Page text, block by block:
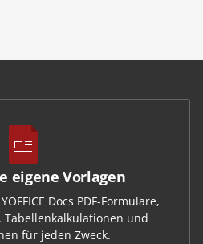
eigene Vorlagen
Docs PDF-Formulare,
Tabellenkalkulationen und
für jeden Zweck.